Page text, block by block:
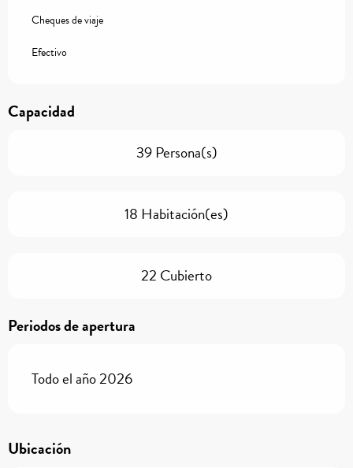
Cheques de viaje
Efectivo
Capacidad
39 Persona(s)
18 Habitación(es)
22 Cubierto
Periodos de apertura
Todo el año 2026
Ubicación